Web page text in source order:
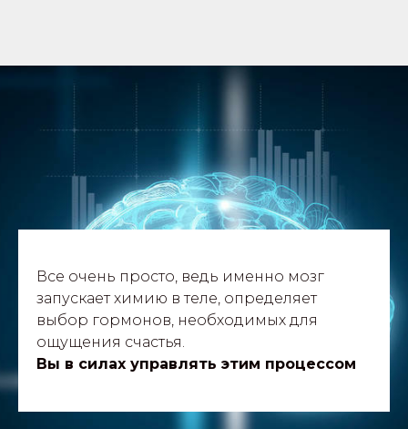
Все очень просто, ведь именно мозг
запускает химию в теле, определяет
выбор гормонов, необходимых для
ощущения счастья.
Вы в силах управлять этим процессом